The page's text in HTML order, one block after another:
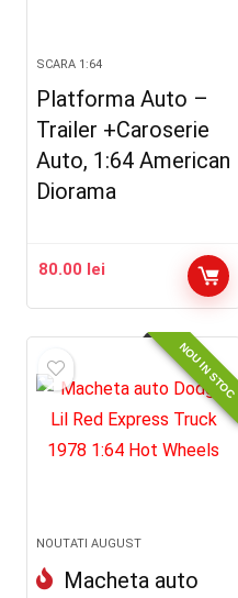
SCARA 1:64
Platforma Auto –
Trailer +Caroserie
Auto, 1:64 American
Diorama
80.00 lei
NOU IN STOC
NOUTATI AUGUST
Macheta auto